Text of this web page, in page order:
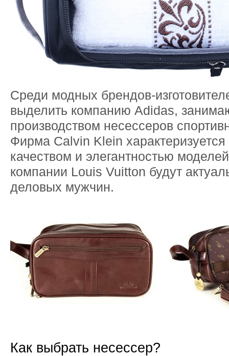
Среди модных брендов-
выделить компанию Adidas,
производством несессеров
Фирма Calvin Klein
качеством и элегантностью
компании Louis Vuitton будут
деловых мужчин.
Как выбрать несессер?